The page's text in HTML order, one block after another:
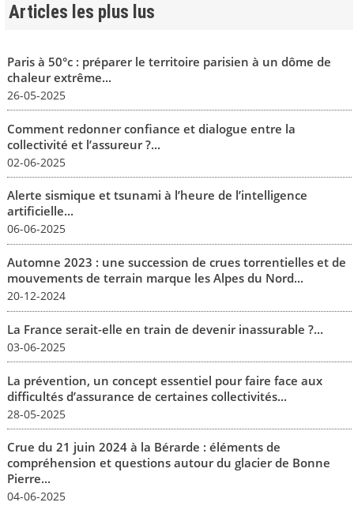
Articles les plus lus
Paris à 50°c : préparer le territoire parisien à un dôme de
chaleur extrême...
26-05-2025
Comment redonner confiance et dialogue entre la
collectivité et l’assureur ?...
02-06-2025
Alerte sismique et tsunami à l’heure de l’intelligence
artificielle...
06-06-2025
Automne 2023 : une succession de crues torrentielles et de
mouvements de terrain marque les Alpes du Nord...
20-12-2024
La France serait-elle en train de devenir inassurable ?...
03-06-2025
La prévention, un concept essentiel pour faire face aux
difficultés d’assurance de certaines collectivités...
28-05-2025
Crue du 21 juin 2024 à la Bérarde : éléments de
compréhension et questions autour du glacier de Bonne
Pierre...
04-06-2025